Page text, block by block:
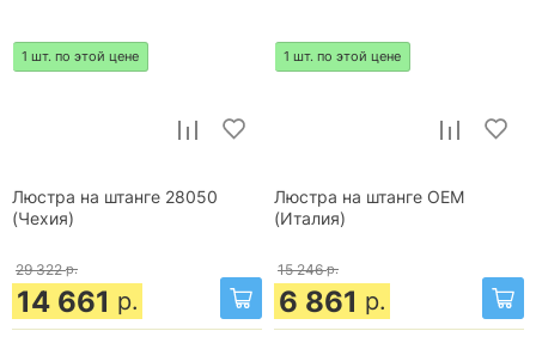
1 шт. по этой цене
Люстра на штанге 28050
(Чехия)
29 322 р.
14 661 р.
1 шт. по этой цене
Люстра на штанге OEM
(Италия)
15 246 р.
6 861 р.